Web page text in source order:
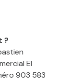
?
EI
903 583